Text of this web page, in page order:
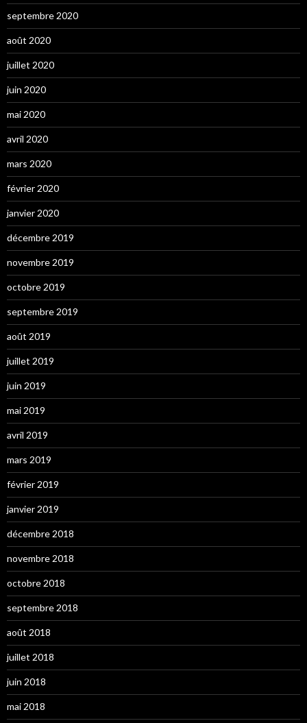
septembre 2020
août 2020
juillet 2020
juin 2020
mai 2020
avril 2020
mars 2020
février 2020
janvier 2020
décembre 2019
novembre 2019
octobre 2019
septembre 2019
août 2019
juillet 2019
juin 2019
mai 2019
avril 2019
mars 2019
février 2019
janvier 2019
décembre 2018
novembre 2018
octobre 2018
septembre 2018
août 2018
juillet 2018
juin 2018
mai 2018